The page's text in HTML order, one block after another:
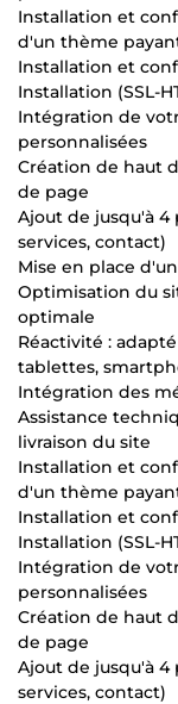
Installation et
d'un thème
Installation et
Installation (SSL-
Intégration de
personnalisées
Création de haut
de page
Ajout de jusqu'à 4
services, contact)
Mise en place
Optimisation du
optimale
Réactivité :
tablettes,
Intégration des
Assistance
livraison du site
Installation et
d'un thème
Installation et
Installation (SSL-
Intégration de
personnalisées
Création de haut
de page
Ajout de jusqu'à 4
services, contact)